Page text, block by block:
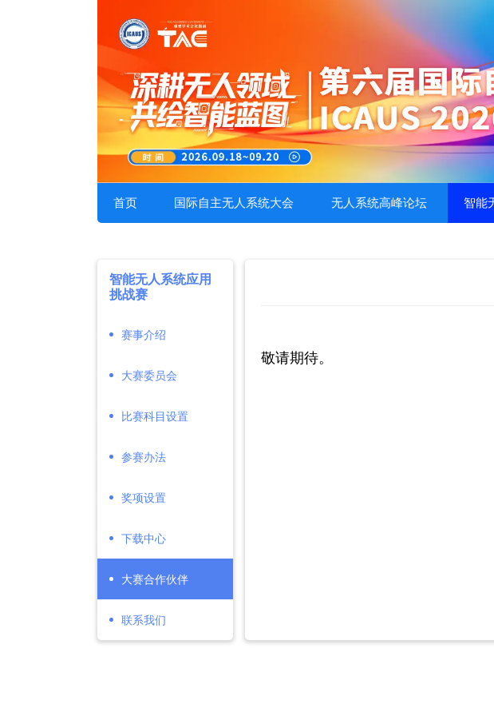
首页 国际自主无人系统大会 无人系统高峰论坛 智能
智能无人系统应用
挑战赛
赛事介绍
大赛委员会
比赛科目设置
参赛办法
奖项设置
下载中心
大赛合作伙伴
联系我们
敬请期待。